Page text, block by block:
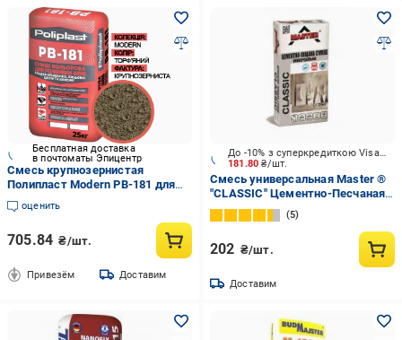
Бесплатная доставка
в почтоматы Эпицентр
Смесь крупнозернистая
Полипласт Modern PB-181 для
расшивки швов кладки
клинкерного/лицевого кирпича/
(PPUA68714Mt)
оценить
705.84 ₴/шт.
Привезём Доставим
181.80₴/шт.
До -10% з суперкредиткою Visa Вигода
Смесь универсальная Master ®
"CLASSIC" Цементно-Песчаная 3
в 1: кладка + штукатурка +
стяжка 25 кг
5
202 ₴/шт.
Доставим